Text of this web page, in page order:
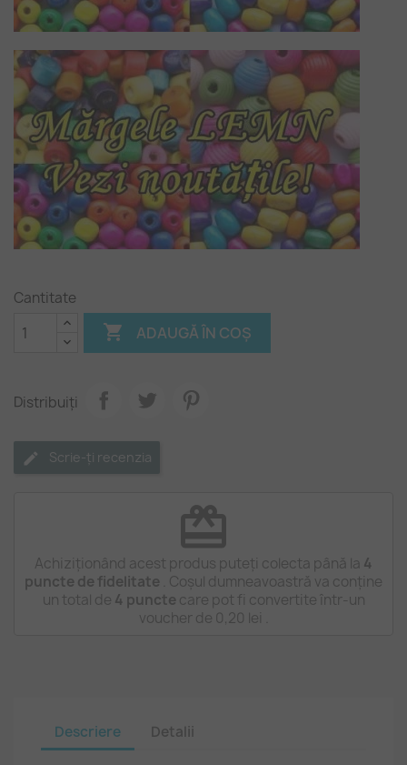
Cantitate
 ADAUGĂ ÎN COȘ
Distribuiți
Scrie-ți recenzia
redeem
Achiziționând acest produs puteți colecta până la 4
puncte de fidelitate . Coșul dumneavoastră va conține
un total de 4 puncte care pot fi convertite într-un
voucher de 0,20 lei
Descriere Detalii